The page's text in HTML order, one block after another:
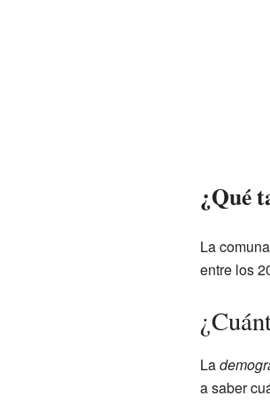
¿Qué
La
entre los
La
a saber